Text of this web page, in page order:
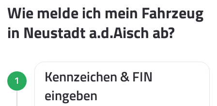
Wie melde ich mein Fahrzeug
in Neustadt a.d.Aisch ab?
1
Kennzeichen & FIN
eingeben